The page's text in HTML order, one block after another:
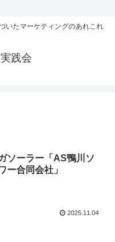
いたマーケティングのあれこれ
践会
ソーラー「AS鴨川ソ
ー合同会社」
2025.11.04